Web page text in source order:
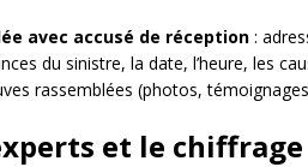
avec accusé de réception :
du sinistre, la date, l’heure, les
rassemblées (photos,
et le chiffrage